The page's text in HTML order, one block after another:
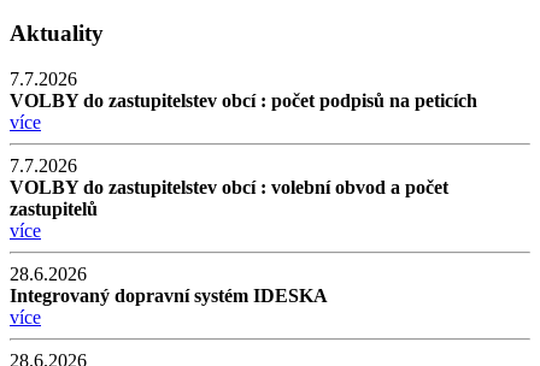
Aktuality
7.7.2026
VOLBY do zastupitelstev obcí : počet podpisů na peticích
více
7.7.2026
VOLBY do zastupitelstev obcí : volební obvod a počet
zastupitelů
více
28.6.2026
Integrovaný dopravní systém IDESKA
více
28.6.2026